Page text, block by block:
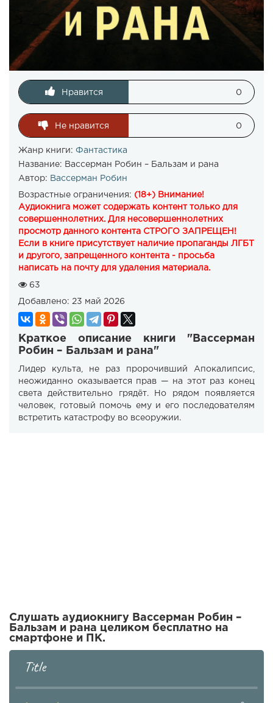
Нравится 0
Не нравится 0
Жанр книги: Фантастика
Название: Вассерман Робин – Бальзам и рана
Автор: Вассерман Робин
Возрастные ограничения: (18+) Внимание!
Аудиокнига может содержать контент только для
совершеннолетних. Для несовершеннолетних
просмотр данного контента СТРОГО ЗАПРЕЩЕН!
Если в книге присутствует наличие пропаганды ЛГБТ
и другого, запрещенного контента - просьба
написать на почту для удаления материала.
63
Добавлено: 23 май 2026
Краткое описание книги "Вассерман
Робин – Бальзам и рана"
Лидер культа, не раз пророчивший Апокалипсис,
неожиданно оказывается прав — на этот раз конец
света действительно грядёт. Но рядом появляется
человек, готовый помочь ему и его последователям
встретить катастрофу во всеоружии.
Слушать аудиокнигу Вассерман Робин –
Бальзам и рана целиком бесплатно на
смартфоне и ПК.
Title